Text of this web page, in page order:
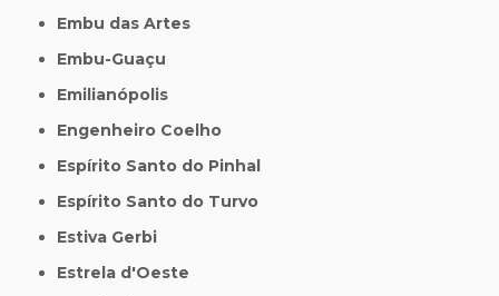
Embu das Artes
Embu-Guaçu
Emilianópolis
Engenheiro Coelho
Espírito Santo do Pinhal
Espírito Santo do Turvo
Estiva Gerbi
Estrela d'Oeste